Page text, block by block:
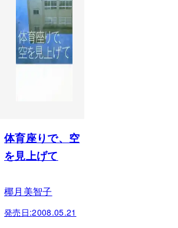
体育座りで、空
を見上げて
椰月美智子
発売日:2008.05.21